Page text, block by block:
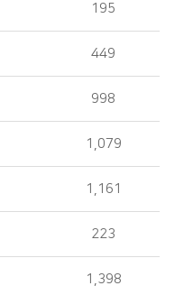
195
449
998
1,079
1,161
223
1,398